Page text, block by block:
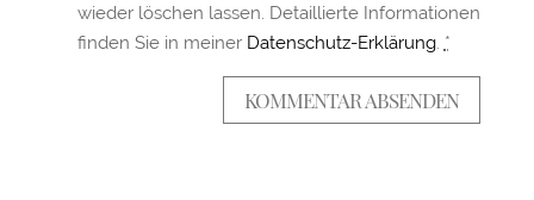
wieder löschen lassen. Detaillierte Informationen
finden Sie in meiner Datenschutz-Erklärung. *